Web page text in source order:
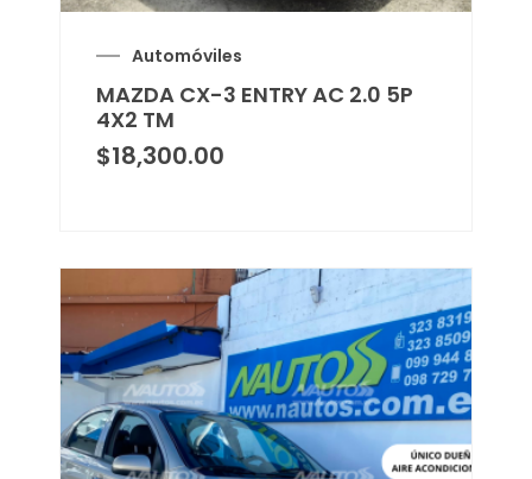
Automóviles
MAZDA CX-3 ENTRY AC 2.0 5P
4X2 TM
$18,300.00